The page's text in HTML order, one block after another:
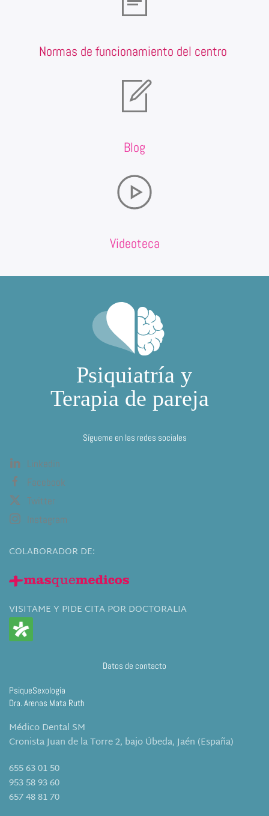
Normas de funcionamiento del centro
Blog
Videoteca
Sígueme en las redes sociales
Linkedin
Facebook
Twitter
Instagram
COLABORADOR DE:
VISITAME Y PIDE CITA POR DOCTORALIA
Datos de contacto
PsiqueSexología
Dra. Arenas Mata Ruth
Médico Dental SM
Cronista Juan de la Torre 2, bajo Úbeda, Jaén (España)
655 63 01 50
953 58 93 60
657 48 81 70